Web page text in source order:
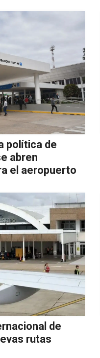
política de
abren
el aeropuerto
de
rutas